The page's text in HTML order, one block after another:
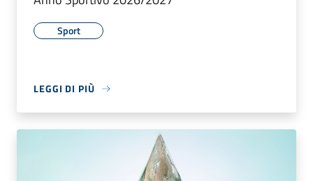
Sport
LEGGI DI PIÙ